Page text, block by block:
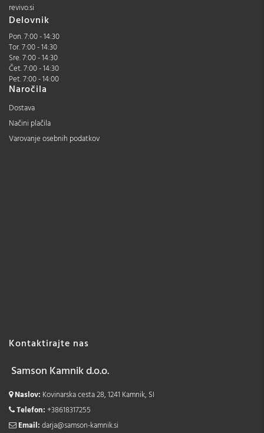
revivo.si
Delovnik
Pon. 7:00 - 14:30
Tor. 7:00 - 14:30
Sre. 7:00 - 14:30
Čet. 7:00 - 14:30
Pet. 7:00 - 14:00
Naročila
Dostava
Načini plačila
Varovanje osebnih podatkov
Kontaktirajte nas
Samson Kamnik d.o.o.
Naslov: Kovinarska cesta 28, 1241 Kamnik, SI
Telefon:+38618317255
Email:darja@samson-kamnik.si